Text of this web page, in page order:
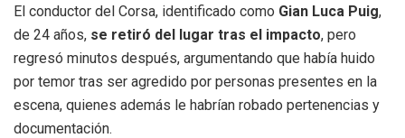
El conductor del Corsa, identificado como Gian Luca Puig,
de 24 años, se retiró del lugar tras el impacto, pero
regresó minutos después, argumentando que había huido
por temor tras ser agredido por personas presentes en la
escena, quienes además le habrían robado pertenencias y
documentación.